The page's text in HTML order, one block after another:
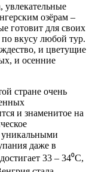
озёрам –
готовит для своих
по вкусу любой тур.
и цветущие
и осенние
стране очень
и знаменитое на
уникальными
даже в
33 – 34⁰C,